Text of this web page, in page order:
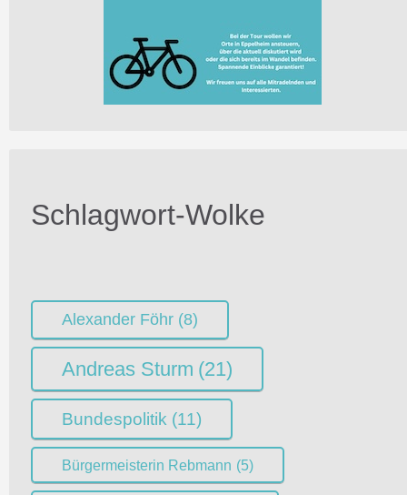
Schlagwort-Wolke
Alexander Föhr (8)
Andreas Sturm (21)
Bundespolitik (11)
Bürgermeisterin Rebmann (5)